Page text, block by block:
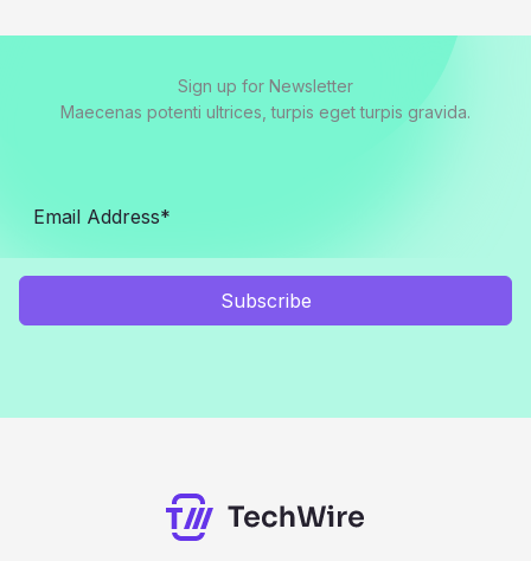
Sign up for Newsletter
Maecenas potenti ultrices, turpis eget turpis gravida.
Subscribe